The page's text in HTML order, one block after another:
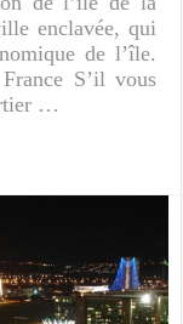
enclavée, qui
de l’île.
S’il vous
…